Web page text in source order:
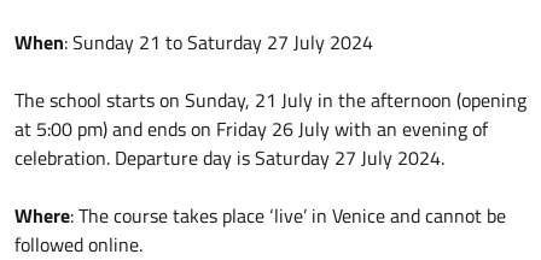
When: Sunday 21 to Saturday 27 July 2024
The school starts on Sunday, 21 July in the afternoon (opening
at 5:00 pm) and ends on Friday 26 July with an evening of
celebration. Departure day is Saturday 27 July 2024.
Where: The course takes place ‘live’ in Venice and cannot be
followed online.